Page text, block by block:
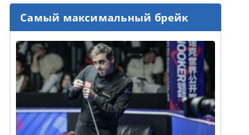
Самый максимальный брейк